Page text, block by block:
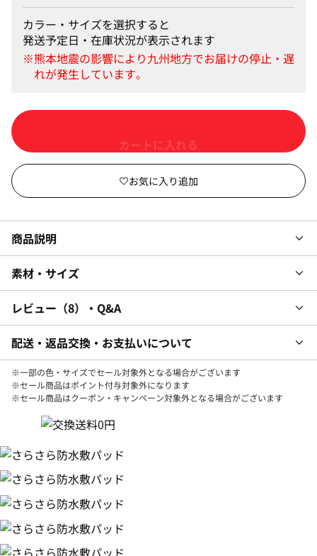
カラー・サイズを選択すると
発送予定日・在庫状況が表示されます
商品説明
素材・サイズ
レビュー 8 ・Q&A
配送・返品交換・お支払いについて
※一部の色・サイズでセール対象外となる場合がございます
※セール商品はポイント付与対象外になります
※セール商品はクーポン・キャンペーン対象外となる場合がございます